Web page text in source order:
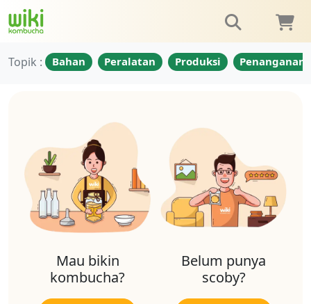
Topik : Bahan Peralatan Produksi Penanganan
Mau bikin
kombucha?
Belum punya
scoby?